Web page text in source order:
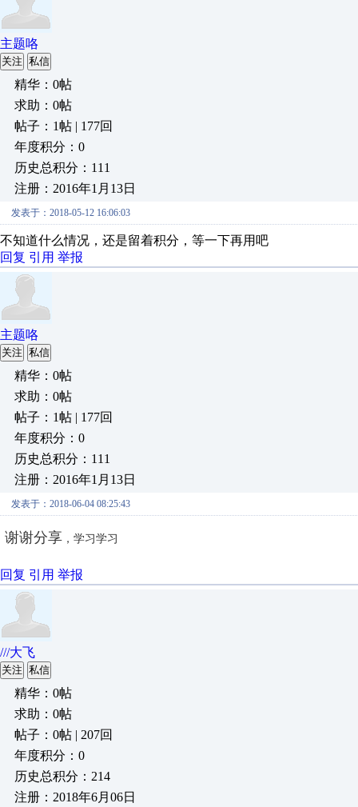
主题咯
关注 私信
精华：0帖
求助：0帖
帖子：1帖 | 177回
年度积分：0
历史总积分：111
注册：2016年1月13日
发表于：2018-05-12 16:06:03
不知道什么情况，还是留着积分，等一下再用吧
回复 引用 举报
主题咯
关注 私信
精华：0帖
求助：0帖
帖子：1帖 | 177回
年度积分：0
历史总积分：111
注册：2016年1月13日
发表于：2018-06-04 08:25:43
谢谢分享 ，学习学习
回复 引用 举报
///大飞
关注 私信
精华：0帖
求助：0帖
帖子：0帖 | 207回
年度积分：0
历史总积分：214
注册：2018年6月06日